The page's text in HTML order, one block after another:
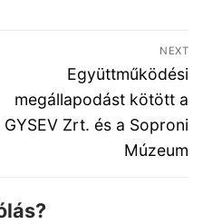
NEXT
Next
post:
Együttműködési
megállapodást kötött a
GYSEV Zrt. és a Soproni
Múzeum